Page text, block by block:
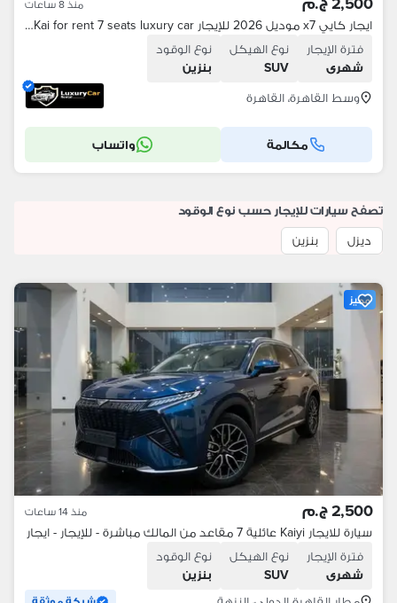
منذ 8 ساعات
ايجار كايي x7 موديل 2026 للإيجار car Kai for rent 7 seats luxury car
فترة الإيجار
شهرى
نوع الهيكل
SUV
نوع الوقود
بنزين
وسط القاهرة، القاهرة
مكالمة واتساب
تصفح سيارات للإيجار حسب نوع الوقود
ديزل
بنزين
مميز
2,500 ج.م منذ 14 ساعات
سيارة للايجار Kaiyi عائلية 7 مقاعد من المالك مباشرة - للإيجار - ايجار
فترة الإيجار
شهرى
نوع الهيكل
SUV
نوع الوقود
بنزين